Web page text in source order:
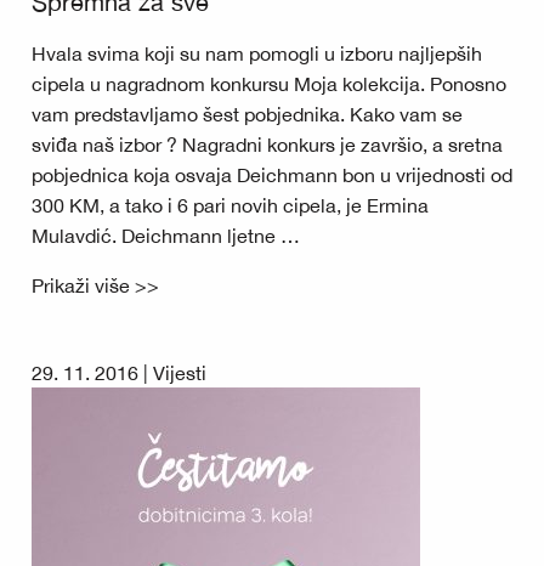
Hvala svima koji su nam pomogli u izboru najljepših
cipela u nagradnom konkursu Moja kolekcija. Ponosno
vam predstavljamo šest pobjednika. Kako vam se
sviđa naš izbor ? Nagradni konkurs je završio, a sretna
pobjednica koja osvaja Deichmann bon u vrijednosti od
300 KM, a tako i 6 pari novih cipela, je Ermina
Mulavdić. Deichmann ljetne …
Prikaži više >>
29. 11. 2016 | Vijesti